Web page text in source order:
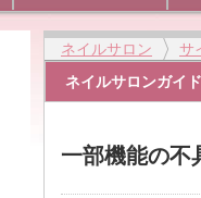
ネイルサロン サ
ネイルサロンガイ
一部機能の不